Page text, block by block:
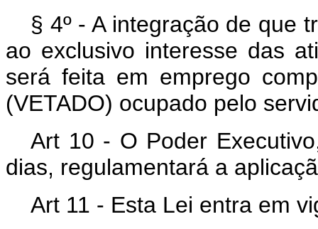
§ 4º - A integração de que
ao exclusivo interesse das
será feita em emprego
(VETADO) ocupado pelo
Art 10 - O Poder
dias, regulamentará a
Art 11 - Esta Lei entra em